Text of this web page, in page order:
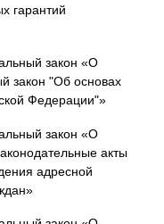
гарантий
закон «О
закон "Об основах
Федерации"»
закон «О
акты
адресной